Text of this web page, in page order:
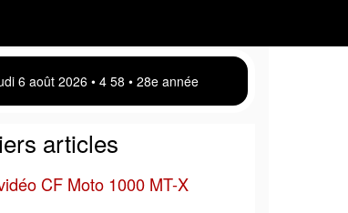
6 août 2026 • 4:58 • 28e année
articles
CF Moto 1000 MT-X